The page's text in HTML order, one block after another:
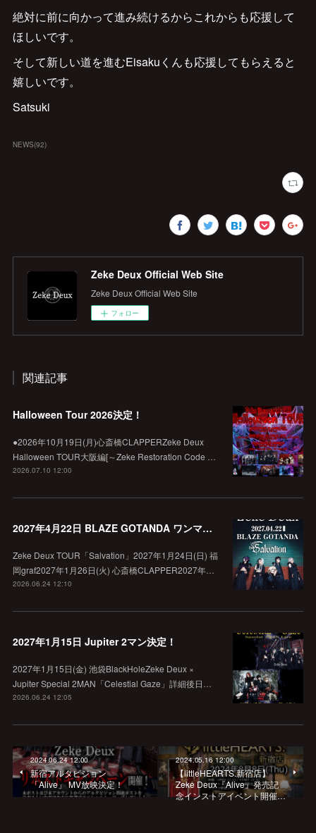
絶対に前に向かって進み続けるからこれからも応援して
ほしいです。
そして新しい道を進むEisakuくんも応援してもらえると
嬉しいです。
Satsuki
NEWS(92)
Zeke Deux Official Web Site
Zeke Deux Official Web Site
フォロー
関連記事
Halloween Tour 2026決定！
●2026年10月19日(月)心斎橋CLAPPERZeke Deux
Halloween TOUR大阪編[～Zeke Restoration Code …
2026.07.10 12:00
2027年4月22日 BLAZE GOTANDA ワンマン決定！
Zeke Deux TOUR「Salvation」2027年1月24日(日) 福
岡graf2027年1月26日(火) 心斎橋CLAPPER2027年…
2026.06.24 12:10
2027年1月15日 Jupiter 2マン決定！
2027年1月15日(金) 池袋BlackHoleZeke Deux ×
Jupiter Special 2MAN「Celestial Gaze」詳細後日…
2026.06.24 12:05
2024.06.24 12:00
新宿アルタビジョン
「Alive」 MV放映決定！
2024.05.16 12:00
【littleHEARTS.新宿店】
Zeke Deux『Alive』発売記
念インストアイベント開催…